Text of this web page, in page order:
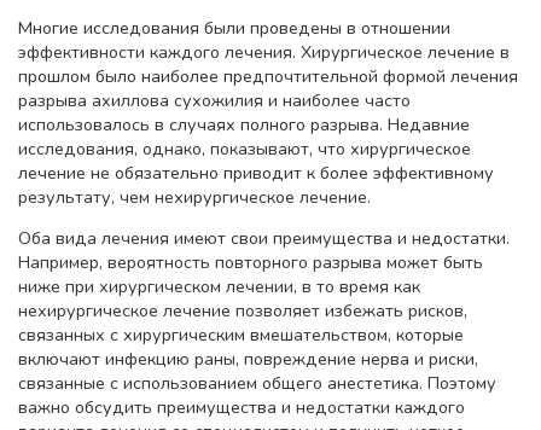
Многие исследования были проведены в отношении
эффективности каждого лечения. Хирургическое лечение в
прошлом было наиболее предпочтительной формой лечения
разрыва ахиллова сухожилия и наиболее часто
использовалось в случаях полного разрыва. Недавние
исследования, однако, показывают, что хирургическое
лечение не обязательно приводит к более эффективному
результату, чем нехирургическое лечение.
Оба вида лечения имеют свои преимущества и недостатки.
Например, вероятность повторного разрыва может быть
ниже при хирургическом лечении, в то время как
нехирургическое лечение позволяет избежать рисков,
связанных с хирургическим вмешательством, которые
включают инфекцию раны, повреждение нерва и риски,
связанные с использованием общего анестетика. Поэтому
важно обсудить преимущества и недостатки каждого